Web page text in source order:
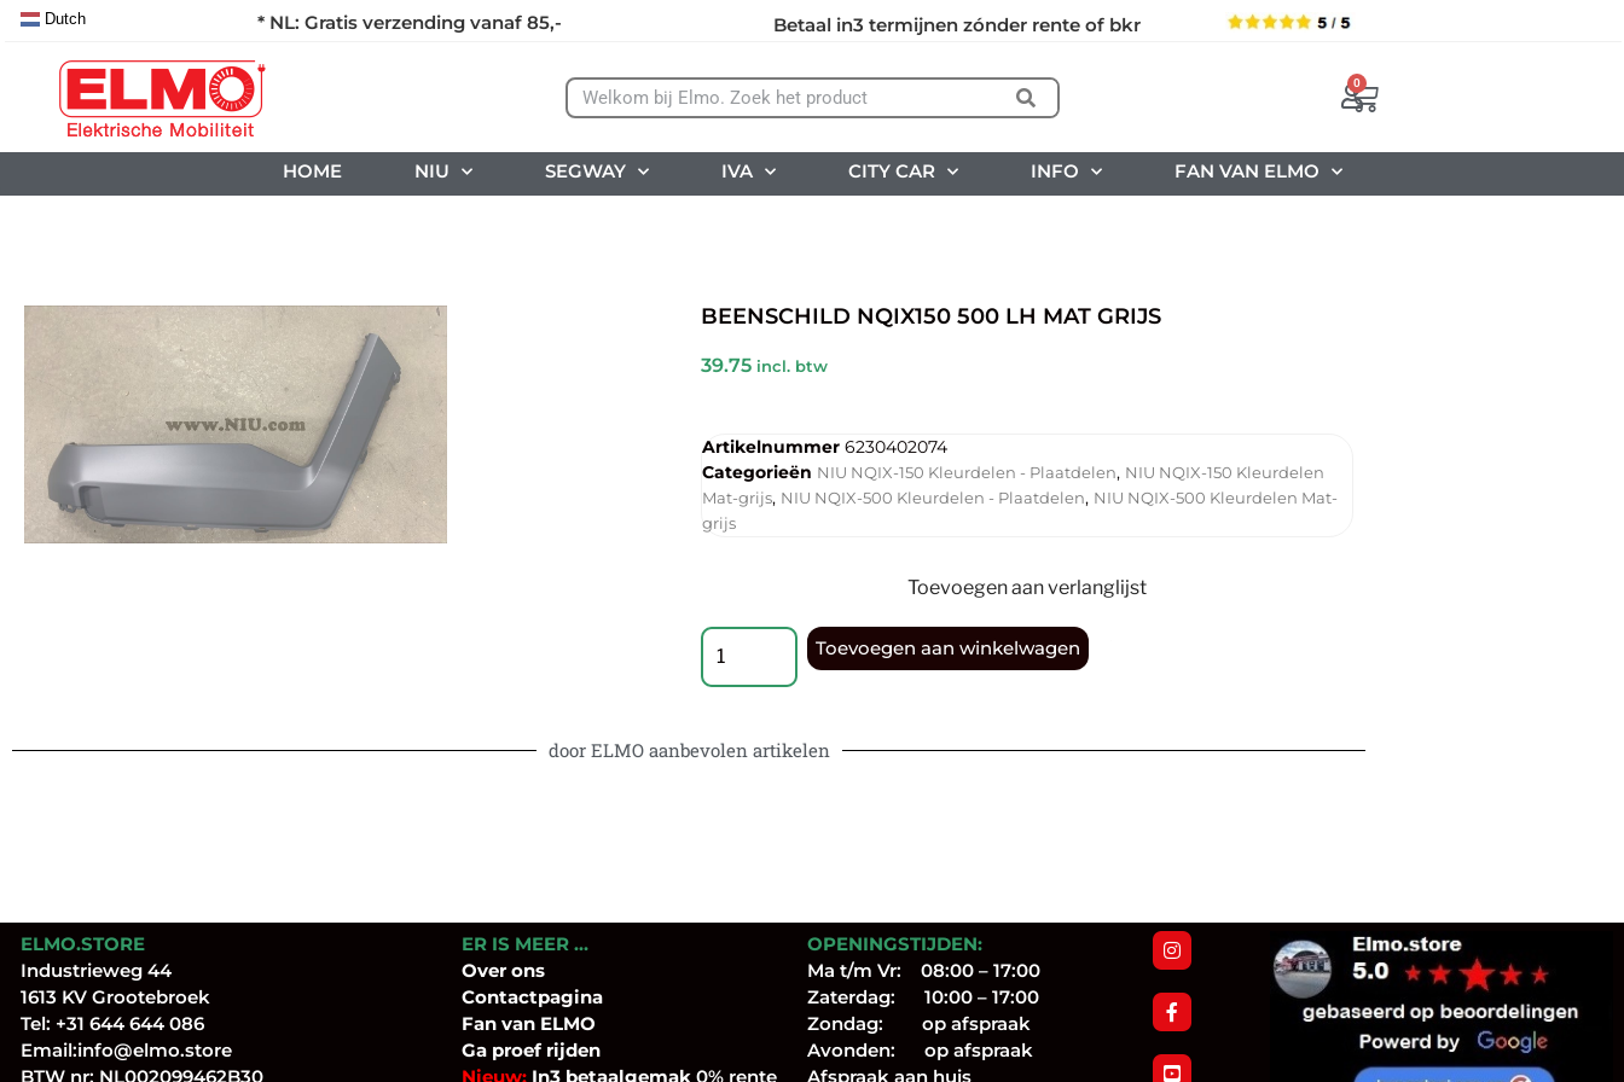
* NL: Gratis verzending vanaf 85,- Betaal in3 termijnen zónder rente of bkr
Dutch
0
HOME NIU SEGWAY IVA CITY CAR INFO FAN VAN ELMO
BEENSCHILD NQIX150 500 LH MAT GRIJS
39.75 incl. btw
Artikelnummer 6230402074
Categorieën NIU NQIX-150 Kleurdelen - Plaatdelen, NIU NQIX-150 Kleurdelen
Mat-grijs, NIU NQIX-500 Kleurdelen - Plaatdelen, NIU NQIX-500 Kleurdelen Mat-
grijs
Toevoegen aan verlanglijst
Toevoegen aan winkelwagen
door ELMO aanbevolen artikelen
ELMO.STORE
Industrieweg 44
1613 KV Grootebroek
Tel: +31 644 644 086
Email:info@elmo.store
BTW nr: NL002099462B30
ER IS MEER …
Over ons
Contactpagina
Fanvan ELMO
Ga proef rijden
Nieuw:In3 betaalgemak 0% rente
OPENINGSTIJDEN:
Ma t/m Vr: 08:00 – 17:00
Zaterdag: 10:00 – 17:00
Zondag: op afspraak
Avonden: op afspraak
Afspraak aan huis